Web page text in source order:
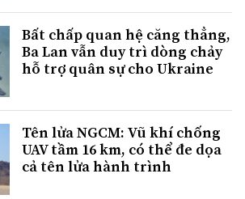
Bất chấp quan hệ căng thẳng,
Ba Lan vẫn duy trì dòng chảy
hỗ trợ quân sự cho Ukraine
Tên lửa NGCM: Vũ khí chống
UAV tầm 16 km, có thể đe dọa
cả tên lửa hành trình